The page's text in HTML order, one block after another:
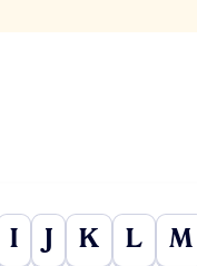
I J K L M